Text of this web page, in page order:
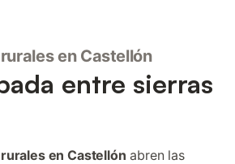
en Castellón
entre sierras
en Castellón abren las